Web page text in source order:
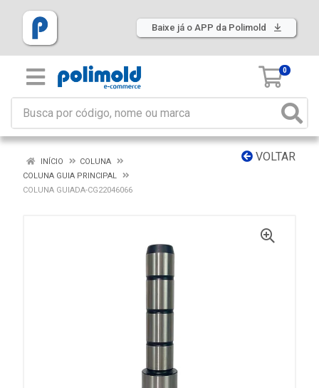
Baixe já o APP da Polimold
0
VOLTAR
INÍCIO
COLUNA
COLUNA GUIA PRINCIPAL
COLUNA GUIADA-CG22046066